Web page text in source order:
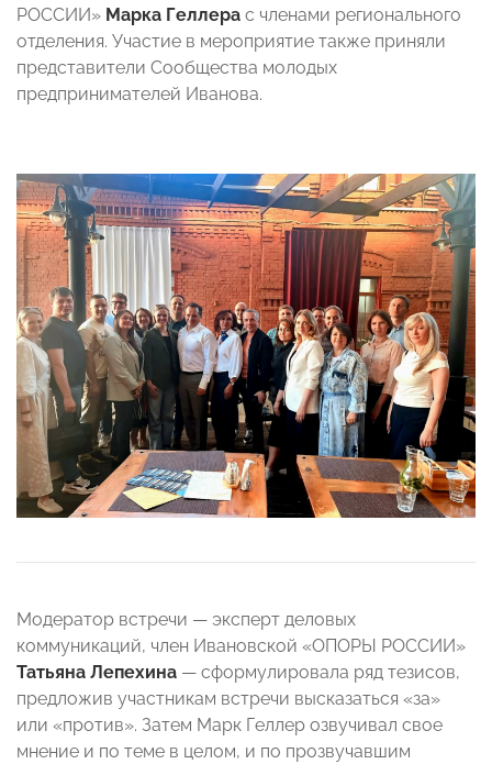
РОССИИ» Марка Геллера с членами регионального
отделения. Участие в мероприятие также приняли
представители Сообщества молодых
предпринимателей Иванова.
Модератор встречи — эксперт деловых
коммуникаций, член Ивановской «ОПОРЫ РОССИИ»
Татьяна Лепехина — сформулировала ряд тезисов,
предложив участникам встречи высказаться «за»
или «против». Затем Марк Геллер озвучивал свое
мнение и по теме в целом, и по прозвучавшим